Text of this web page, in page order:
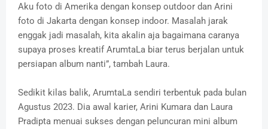
Aku foto di Amerika dengan konsep outdoor dan Arini
foto di Jakarta dengan konsep indoor. Masalah jarak
enggak jadi masalah, kita akalin aja bagaimana caranya
supaya proses kreatif ArumtaLa biar terus berjalan untuk
persiapan album nanti”, tambah Laura.
Sedikit kilas balik, ArumtaLa sendiri terbentuk pada bulan
Agustus 2023. Dia awal karier, Arini Kumara dan Laura
Pradipta menuai sukses dengan peluncuran mini album